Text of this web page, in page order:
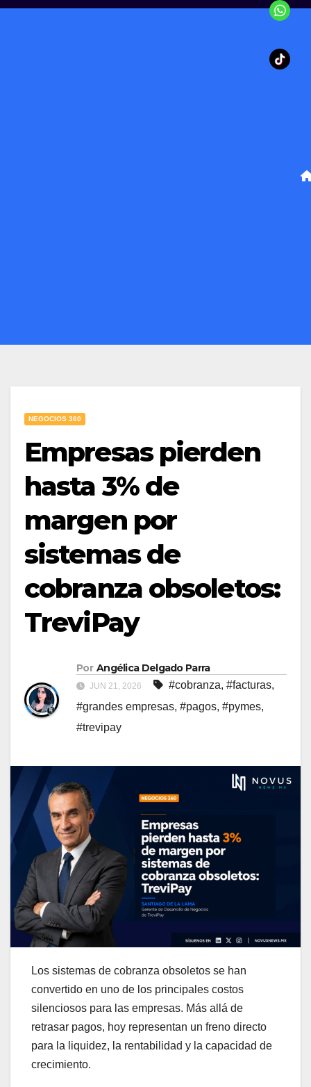
NEGOCIOS 360
Empresas pierden
hasta 3% de
margen por
sistemas de
cobranza obsoletos:
TreviPay
Por Angélica Delgado Parra
JUN 21, 2026 #cobranza, #facturas,
#grandes empresas, #pagos, #pymes,
#trevipay
Los sistemas de cobranza obsoletos se han
convertido en uno de los principales costos
silenciosos para las empresas. Más allá de
retrasar pagos, hoy representan un freno directo
para la liquidez, la rentabilidad y la capacidad de
crecimiento.